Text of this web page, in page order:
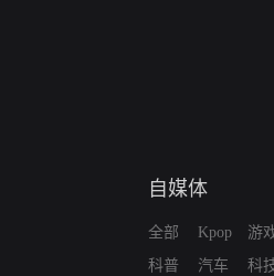
自媒体
全部
科普
Kpop
汽车
游
科